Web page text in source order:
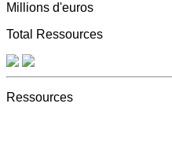
Millions d'euros
Total Ressources
Ressources